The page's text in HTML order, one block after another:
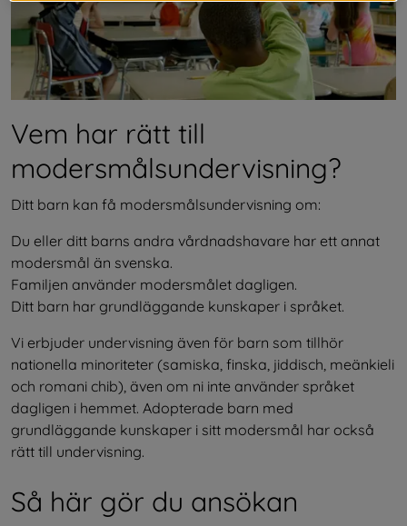
Vem har rätt till
modersmålsundervisning?
Ditt barn kan få modersmålsundervisning om:
Du eller ditt barns andra vårdnadshavare har ett annat
modersmål än svenska.
Familjen använder modersmålet dagligen.
Ditt barn har grundläggande kunskaper i språket.
Vi erbjuder undervisning även för barn som tillhör
nationella minoriteter (samiska, finska, jiddisch, meänkieli
och romani chib), även om ni inte använder språket
dagligen i hemmet. Adopterade barn med
grundläggande kunskaper i sitt modersmål har också
rätt till undervisning.
Så här gör du ansökan